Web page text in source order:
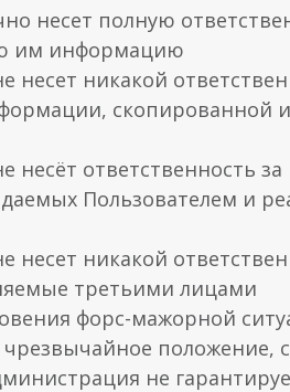
несет полную
им информацию
несет никакой
скопированной
несёт ответственность за
Пользователем и
несет никакой
третьими лицами
форс-мажорной
положение,
не